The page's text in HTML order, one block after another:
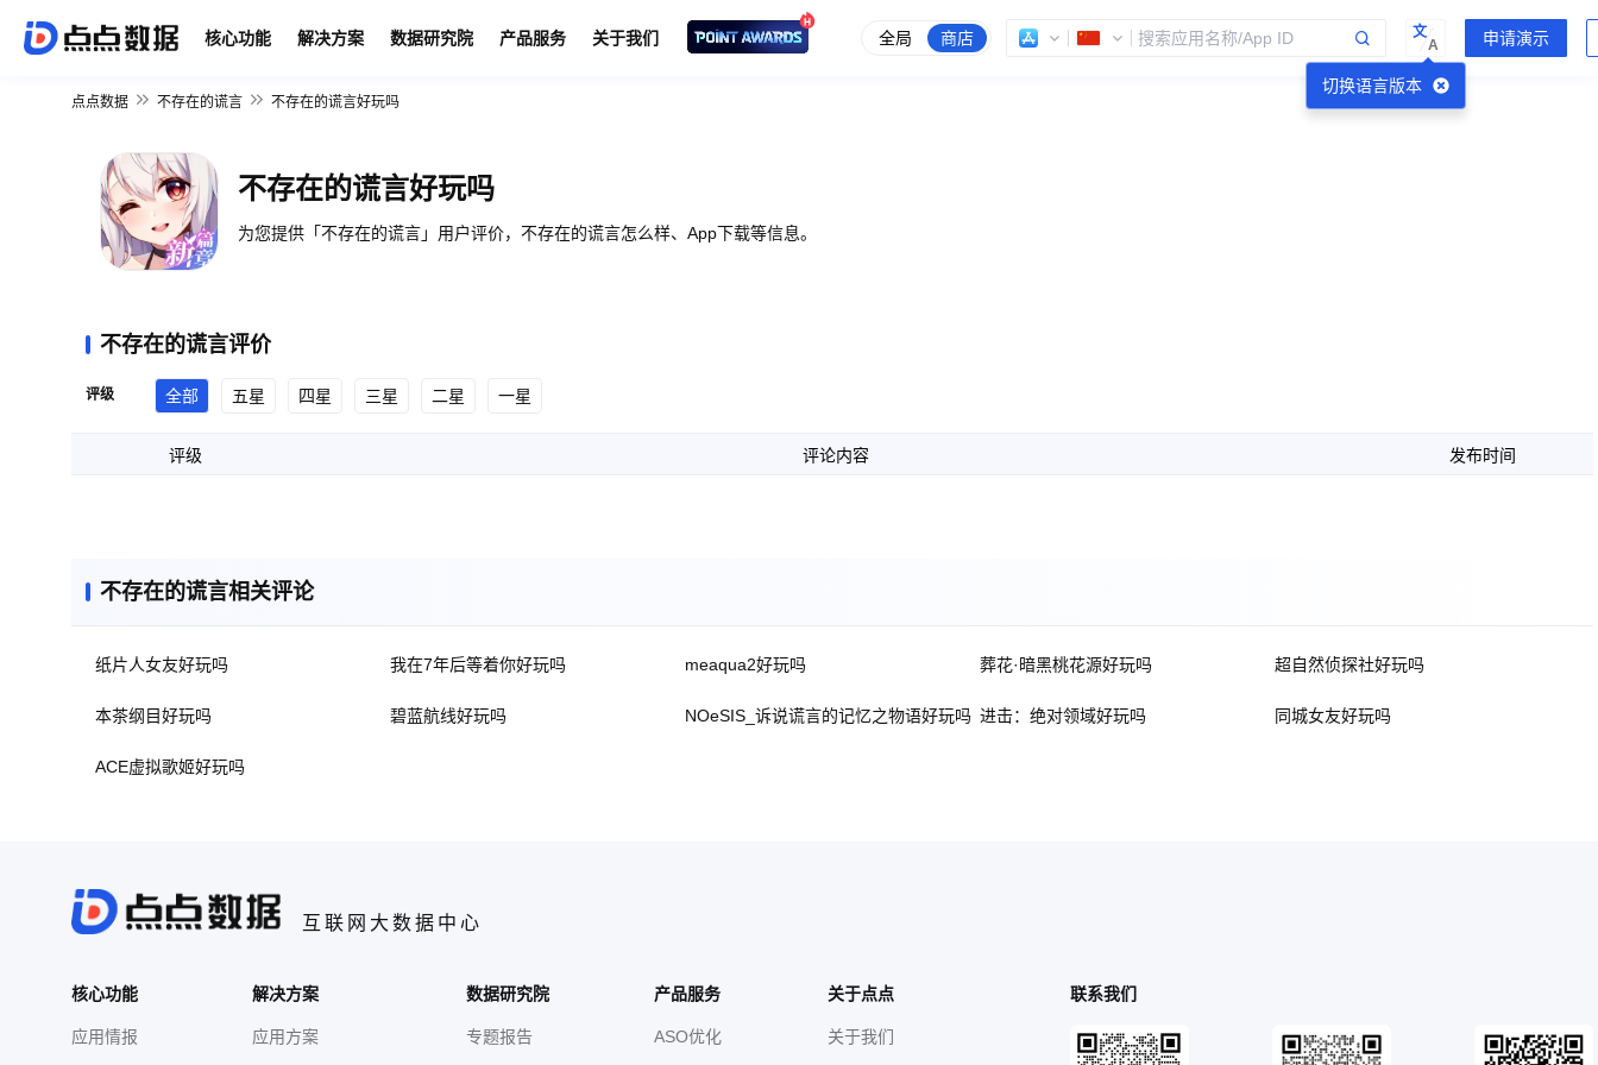
核心功能 解决方案 数据研究院 产品服务 关于我们 全局 商店
切换语言版本
文
A
点点数据 不存在的谎言 不存在的谎言好玩吗
不存在的谎言好玩吗
为您提供「不存在的谎言」用户评价，不存在的谎言怎么样、App下载等信息。
不存在的谎言评价
评级 全部 五星 四星 三星 二星 一星
评级 评论内容 发布时间
不存在的谎言相关评论
纸片人女友好玩吗 我在7年后等着你好玩吗 meaqua2好玩吗 葬花·暗黑桃花源好玩吗 超自然侦探社好玩吗
本茶纲目好玩吗 碧蓝航线好玩吗 NOeSIS_诉说谎言的记忆之物语好玩吗 进击：绝对领域好玩吗 同城女友好玩吗
ACE虚拟歌姬好玩吗
互联网大数据中心
核心功能
应用情报
解决方案
应用方案
数据研究院
专题报告
产品服务
ASO优化
关于点点
关于我们
联系我们